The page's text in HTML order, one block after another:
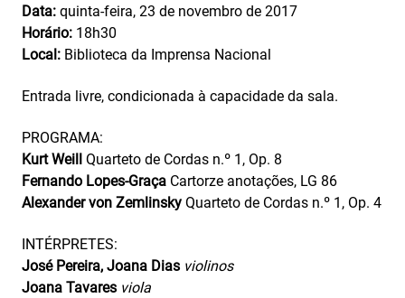
Data: quinta-feira, 23 de novembro de 2017
Horário: 18h30
Local: Biblioteca da Imprensa Nacional
Entrada livre, condicionada à capacidade da sala.
PROGRAMA:
Kurt Weill
Quarteto de Cordas n.º 1, Op. 8
Fernando Lopes-Graça Cartorze anotações, LG 86
Alexander von Zemlinsky Quarteto de Cordas n.º 1, Op. 4
INTÉRPRETES:
José Pereira, Joana Dias violinos
Joana Tavares viola